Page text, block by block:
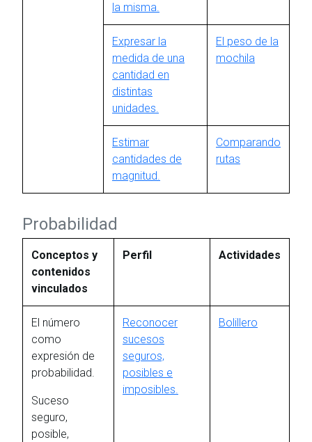
la misma.
Expresar la
medida de una
cantidad en
distintas
unidades.
El peso de la
mochila
Estimar
cantidades de
magnitud.
Comparando
rutas
Probabilidad
Conceptos y
contenidos
vinculados
Perfil Actividades
El número
como
expresión de
probabilidad.
Suceso
seguro,
posible,
Reconocer
sucesos
seguros,
posibles e
imposibles.
Bolillero